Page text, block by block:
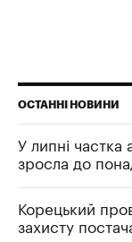
ОСТАННІ НОВИНИ
У липні частка
зросла до
Корецький
захисту